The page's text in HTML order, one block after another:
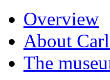
Overview
About
The